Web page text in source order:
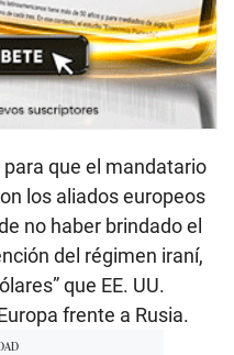
que el mandatario
los aliados europeos
no haber brindado el
del régimen iraní,
que EE. UU.
frente a Rusia.